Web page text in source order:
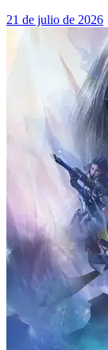
21 de julio de 2026